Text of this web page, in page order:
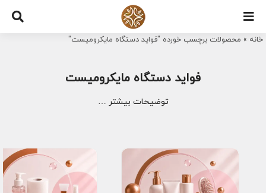
Skip
content
خانه » محصولات برچسب خورده "فواید دستگاه مایکرومیست"
فواید دستگاه مایکرومیست
توضیحات بیشتر …